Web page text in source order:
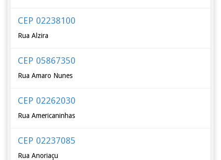
CEP 02238100
Rua Alzira
CEP 05867350
Rua Amaro Nunes
CEP 02262030
Rua Americaninhas
CEP 02237085
Rua Anoriaçu